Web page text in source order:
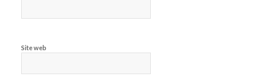
Site web